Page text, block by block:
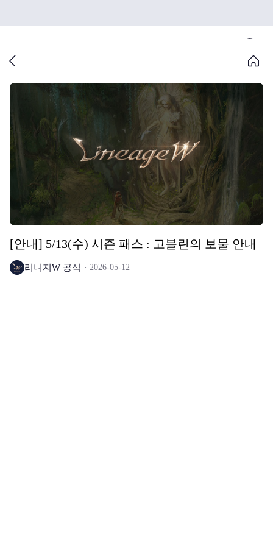
[안내] 5/13(수) 시즌 패스 : 고블린의 보물 안내
리니지W 공식 2026-05-12